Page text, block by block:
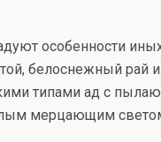
особенности
белоснежный рай
типами ад с
мерцающим